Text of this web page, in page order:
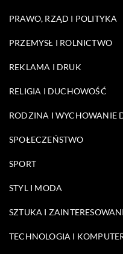
PRAWO, RZĄD I POLITYKA
PRZEMYSŁ I ROLNICTWO
REKLAMA I DRUK
RELIGIA I DUCHOWOŚĆ
RODZINA I WYCHOWANIE
SPOŁECZEŃSTWO
SPORT
STYL I MODA
SZTUKA I
TECHNOLOGIA I